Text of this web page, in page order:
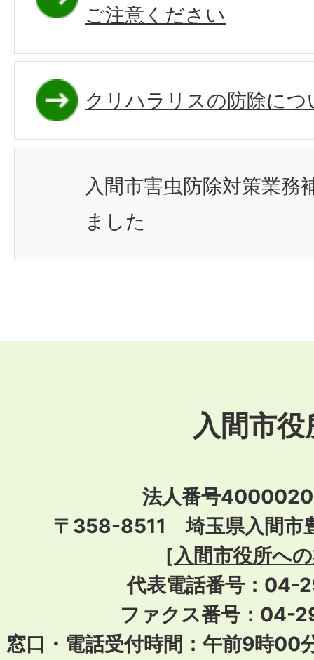
ご注意ください
クリハラリスの防除につ
入間市害虫防除対策業務
ました
入間市役
法人番号
〒358-8511 埼玉県入間市
［ 入間市役所へ
代表電話番号：04-
ファクス番号：04-
窓口・電話受付時間：午前9時00